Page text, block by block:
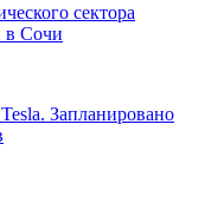
сектора
в Сочи
Запланировано